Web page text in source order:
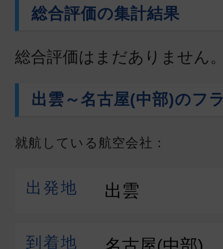
総合評価の集計結果
総合評価はまだありません
出雲～名古屋(中部)のフ
就航している航空会社：